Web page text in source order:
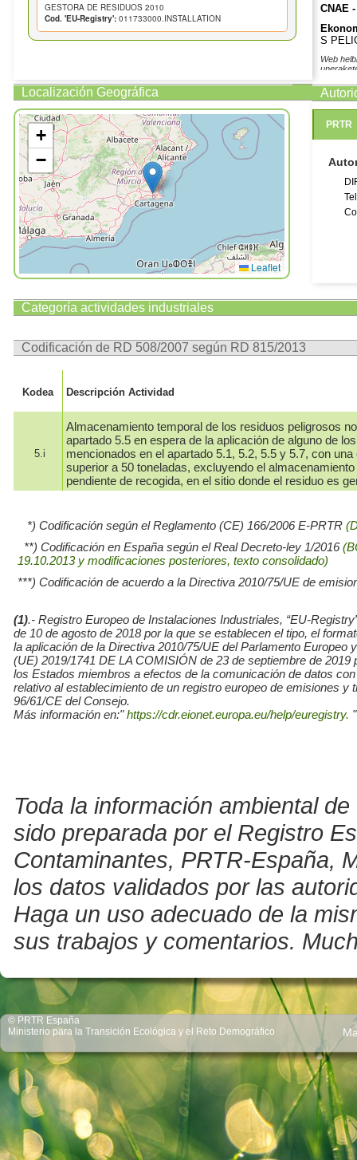
GESTORA DE RESIDUOS 2010
Cod. 'EU-Registry': 011733000.INSTALLATION
Localización Geográfica
+
−
Leaflet
CNAE
S
Web
PRTR
Categoría actividades industriales
Codificación de RD 508/2007 según RD 815/2013
Kodea Descripción Actividad
5.i
Almacenamiento temporal de los residuos peligrosos
apartado 5.5 en espera de la aplicación de alguno de
mencionados en el apartado 5.1, 5.2, 5.5 y 5.7, con
superior a 50 toneladas, excluyendo el
pendiente de recogida, en el sitio donde el residuo es
*) Codificación según el Reglamento (CE) 166/2006 E-PRTR
**) Codificación en España según el Real Decreto-ley 1/2016
19.10.2013 y modificaciones posteriores, texto consolidado)
***) Codificación de acuerdo a la Directiva 2010/75/UE de
(1).- Registro Europeo de Instalaciones Industriales, “EU-
de 10 de agosto de 2018 por la que se establecen el tipo, el
la aplicación de la Directiva 2010/75/UE del Parlamento
(UE) 2019/1741 DE LA COMISIÓN de 23 de septiembre de
los Estados miembros a efectos de la comunicación de datos
relativo al establecimiento de un registro europeo de emisiones
96/61/CE del Consejo.
Más información en:"https://cdr.eionet.europa.eu/help/euregistry. "
Toda la información ambiental
sido preparada por el Registro
Contaminantes, PRTR-España,
los datos validados por las
Haga un uso adecuado de la
sus trabajos y comentarios.
© PRTR España
Ministerio para la Transición Ecológica y el Reto Demográfico